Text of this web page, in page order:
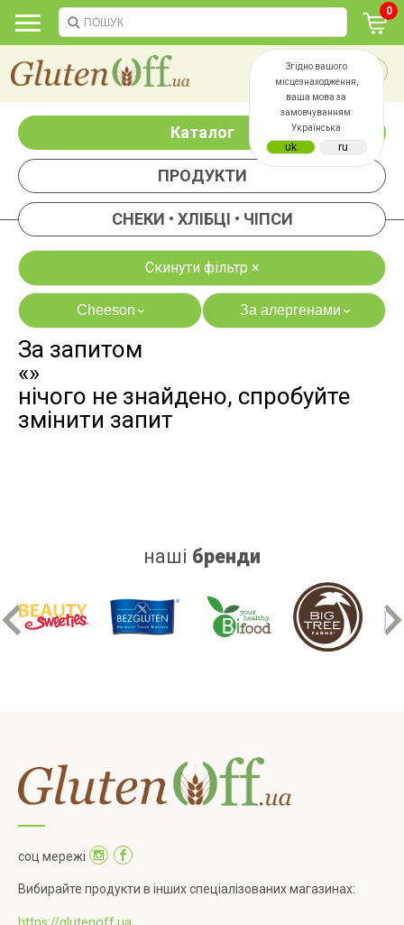
Згідно вашого
місцезнаходження,
ваша мова за
замовчуванням:
Українська
0
Каталог
ПРОДУКТИ
СНЕКИ • ХЛІБЦІ • ЧІПСИ
Скинути фільтр ×
Cheeson› За алергенами›
яєць
дріжджів
За запитом
«»
нічого не знайдено, спробуйте
змінити запит
наші бренди
соц мережі
Вибирайте продукти в інших спеціалізованих магазинах:
https://glutenoff.ua